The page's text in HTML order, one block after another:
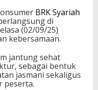
BRK Syariah
di
(02/09/25)
kebersamaan.
jantung sehat
sebagai bentuk
jasmani sekaligus
peserta.